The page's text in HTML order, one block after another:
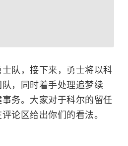
队，接下来，勇士将以科
，同时着手处理追梦续
务。大家对于科尔的留任
论区给出你们的看法。